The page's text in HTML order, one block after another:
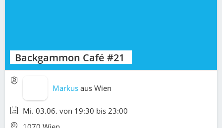
Backgammon Café #21
Markus aus Wien
Mi. 03.06. von 19:30 bis 23:00